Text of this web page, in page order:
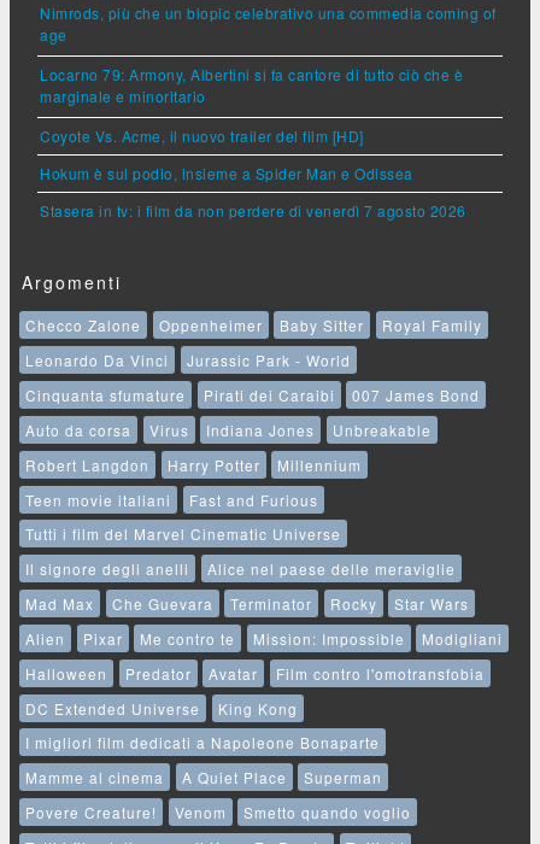
Nimrods, più che un biopic celebrativo una commedia coming of
age
Locarno 79: Armony, Albertini si fa cantore di tutto ciò che è
marginale e minoritario
Coyote Vs. Acme, il nuovo trailer del film [HD]
Hokum è sul podio, insieme a Spider Man e Odissea
Stasera in tv: i film da non perdere di venerdì 7 agosto 2026
Argomenti
Checco Zalone Oppenheimer Baby Sitter
Royal Family
Leonardo Da Vinci
Jurassic Park - World
Cinquanta sfumature
Pirati dei Caraibi
007 James Bond
Auto da corsa
Virus Indiana Jones
Unbreakable
Robert Langdon
Harry Potter
Millennium
Teen movie italiani
Fast and Furious
Tutti i film del Marvel Cinematic Universe
Il signore degli anelli
Alice nel paese delle meraviglie
Mad Max
Che Guevara Terminator Rocky
Star Wars
Alien
Pixar Me contro te Mission: Impossible
Modigliani
Halloween
Predator Avatar
Film contro l'omotransfobia
DC Extended Universe
King Kong
I migliori film dedicati a Napoleone Bonaparte
Mamme al cinema
A Quiet Place
Superman
Povere Creature!
Venom
Smetto quando voglio